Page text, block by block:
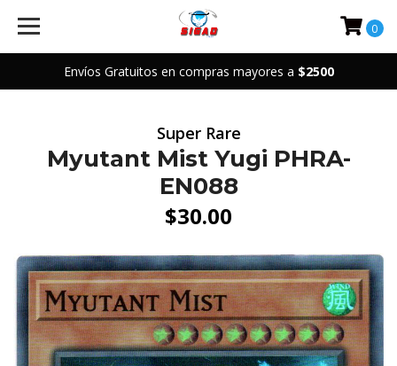
Envíos Gratuitos en compras mayores a $2500
0
Super Rare
Myutant Mist Yugi PHRA-
EN088
$30.00